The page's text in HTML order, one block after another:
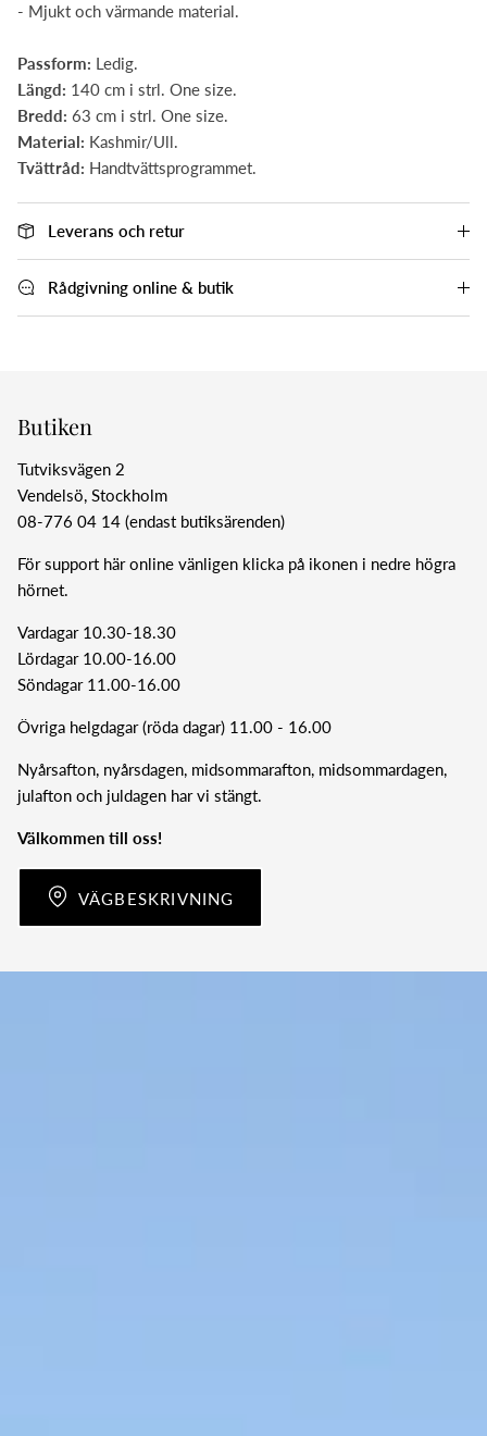
- Mjukt och värmande material.
Passform: Ledig.
Längd: 140 cm i strl. One size.
Bredd: 63 cm i strl. One size.
Material: Kashmir/Ull.
Tvättråd: Handtvättsprogrammet.
Leverans och retur
Rådgivning online & butik
Butiken
Tutviksvägen 2
Vendelsö, Stockholm
08-776 04 14 (endast butiksärenden)
För support här online vänligen klicka på ikonen i nedre högra
hörnet.
Vardagar 10.30-18.30
Lördagar 10.00-16.00
Söndagar 11.00-16.00
Övriga helgdagar (röda dagar) 11.00 - 16.00
Nyårsafton, nyårsdagen, midsommarafton, midsommardagen,
julafton och juldagen har vi stängt.
Välkommen till oss!
VÄGBESKRIVNING